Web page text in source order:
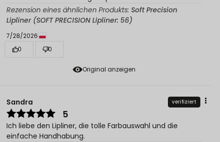
Original anzeigen
Rezension eines ähnlichen Produkts: Soft Precision
Lipliner (SOFT PRECISION Lipliner: 56)
7/28/2026
0
0
Sandra verifiziert
5
Ich liebe den Lipliner, die tolle Farbauswahl und die
einfache Handhabung.